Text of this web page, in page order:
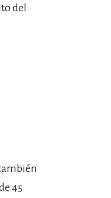
del
45